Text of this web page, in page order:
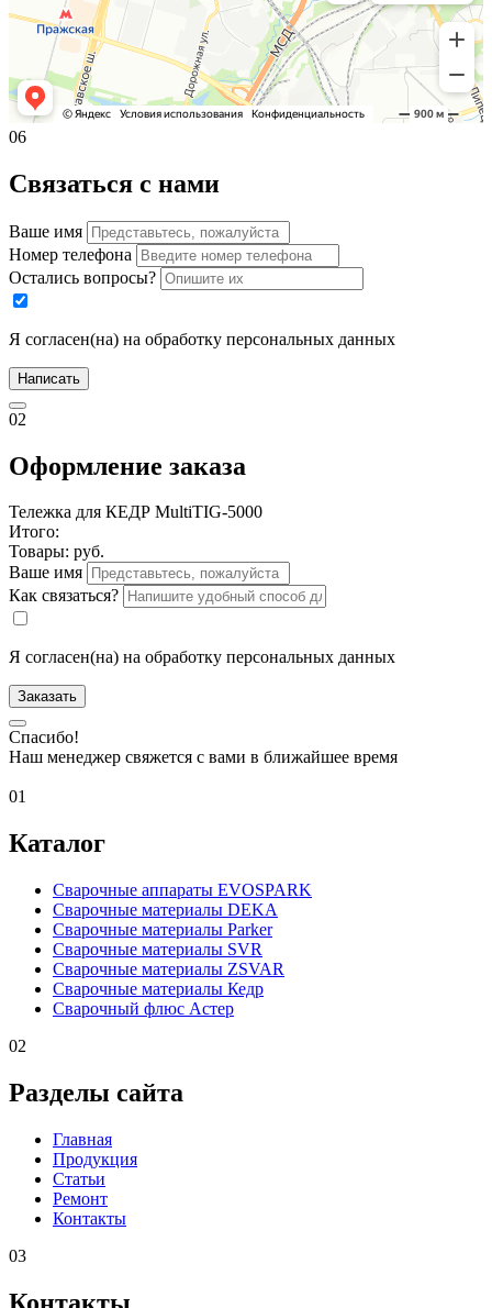
06
Связаться с нами
Ваше имя
Номер телефона
Остались вопросы?
Я согласен(на) на обработку персональных данных
Написать
02
Оформление заказа
Тележка для КЕДР MultiTIG-5000
Итого:
Товары: руб.
Ваше имя
Как связаться?
Я согласен(на) на обработку персональных данных
Заказать
Спасибо!
Наш менеджер свяжется с вами в ближайшее время
01
Каталог
Сварочные аппараты EVOSPARK
Сварочные материалы DEKA
Сварочные материалы Parker
Сварочные материалы SVR
Сварочные материалы ZSVAR
Сварочные материалы Кедр
Сварочный флюс Астер
02
Разделы сайта
Главная
Продукция
Статьи
Ремонт
Контакты
03